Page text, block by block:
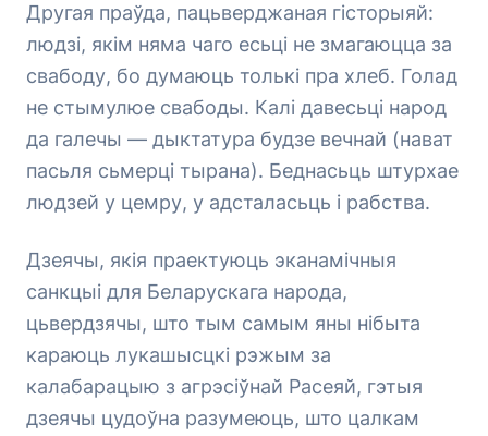
Другая праўда, пацьверджаная гісторыяй:
людзі, якім няма чаго есьці не змагаюцца за
свабоду, бо думаюць толькі пра хлеб. Голад
не стымулюе свабоды. Калі давесьці народ
да галечы — дыктатура будзе вечнай (нават
пасьля сьмерці тырана). Беднасьць штурхае
людзей у цемру, у адсталасьць і рабства.
Дзеячы, якія праектуюць эканамічныя
санкцыі для Беларускага народа,
цьвердзячы, што тым самым яны нібыта
караюць лукашысцкі рэжым за
калабарацыю з агрэсіўнай Расеяй, гэтыя
дзеячы цудоўна разумеюць, што цалкам